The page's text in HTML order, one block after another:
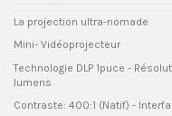
La projection ultra-nomade
Mini- Vidéoprojecteur
Technologie DLP 1puce -
lumens
Contraste: 400:1 (Natif) -